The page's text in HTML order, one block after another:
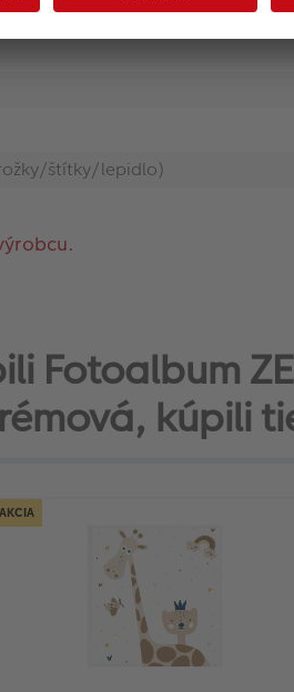
štítky/lepidlo)
Fotoalbum
kúpili
AKCIA